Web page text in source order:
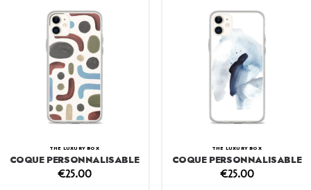
THE LUXURY BOX
COQUE PERSONNALISABLE
€25.00
THE LUXURY BOX
COQUE PERSONNALISABLE
€25.00